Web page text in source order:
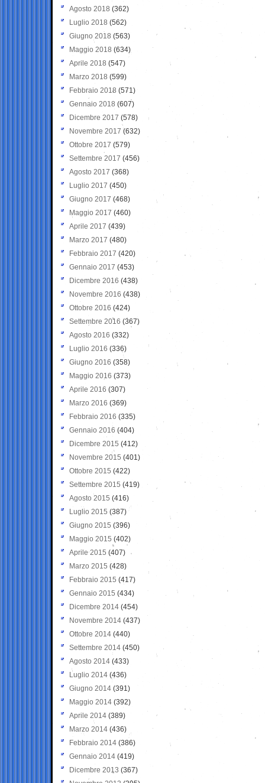
Agosto 2018 (362)
Luglio 2018 (562)
Giugno 2018 (563)
Maggio 2018 (634)
Aprile 2018 (547)
Marzo 2018 (599)
Febbraio 2018 (571)
Gennaio 2018 (607)
Dicembre 2017 (578)
Novembre 2017 (632)
Ottobre 2017 (579)
Settembre 2017 (456)
Agosto 2017 (368)
Luglio 2017 (450)
Giugno 2017 (468)
Maggio 2017 (460)
Aprile 2017 (439)
Marzo 2017 (480)
Febbraio 2017 (420)
Gennaio 2017 (453)
Dicembre 2016 (438)
Novembre 2016 (438)
Ottobre 2016 (424)
Settembre 2016 (367)
Agosto 2016 (332)
Luglio 2016 (336)
Giugno 2016 (358)
Maggio 2016 (373)
Aprile 2016 (307)
Marzo 2016 (369)
Febbraio 2016 (335)
Gennaio 2016 (404)
Dicembre 2015 (412)
Novembre 2015 (401)
Ottobre 2015 (422)
Settembre 2015 (419)
Agosto 2015 (416)
Luglio 2015 (387)
Giugno 2015 (396)
Maggio 2015 (402)
Aprile 2015 (407)
Marzo 2015 (428)
Febbraio 2015 (417)
Gennaio 2015 (434)
Dicembre 2014 (454)
Novembre 2014 (437)
Ottobre 2014 (440)
Settembre 2014 (450)
Agosto 2014 (433)
Luglio 2014 (436)
Giugno 2014 (391)
Maggio 2014 (392)
Aprile 2014 (389)
Marzo 2014 (436)
Febbraio 2014 (386)
Gennaio 2014 (419)
Dicembre 2013 (367)